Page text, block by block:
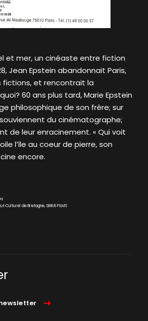
et mer, un cinéaste entre fiction
Jean Epstein abandonnait Paris,
fictions, et rencontrait la
60 ans plus tard, Marie Epstein
philosophique de son frère; sur
souviennent du cinématographe;
de leur enracinement. « Qui voit
l’île au coeur de pierre, son
encore.
Culturel de Bretagne, SIRIUS FILMS